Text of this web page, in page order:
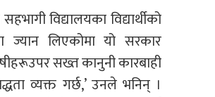
सहभागी विद्यालयका विद्यार्थीको
ज्यान लिएकोमा यो सरकार
सख्त कानुनी कारबाही
व्यक्त गर्छ,’ उनले भनिन् ।